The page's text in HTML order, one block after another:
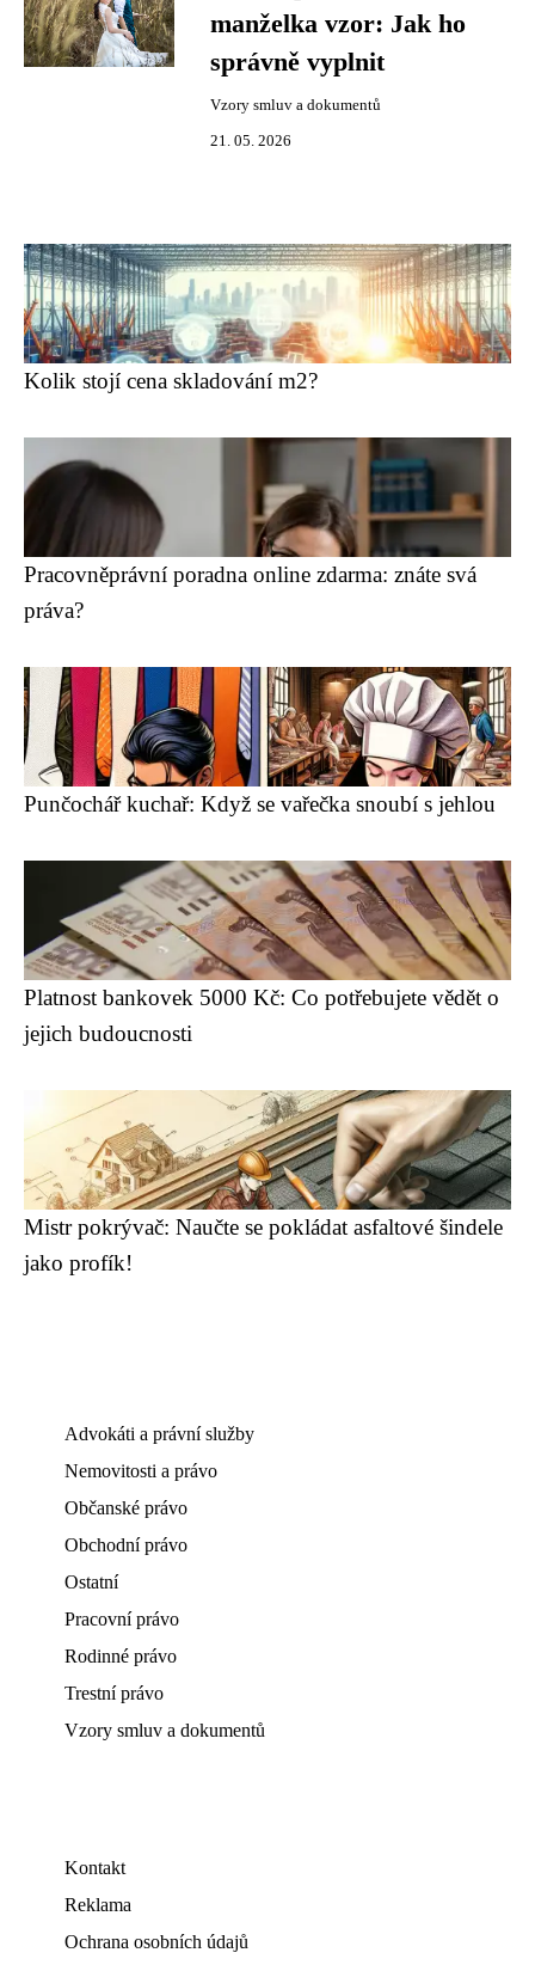
manželka vzor: Jak ho
správně vyplnit
Vzory smluv a dokumentů
21. 05. 2026
Kolik stojí cena skladování m2?
Pracovněprávní poradna online zdarma: znáte svá
práva?
Punčochář kuchař: Když se vařečka snoubí s jehlou
Platnost bankovek 5000 Kč: Co potřebujete vědět o
jejich budoucnosti
Mistr pokrývač: Naučte se pokládat asfaltové šindele
jako profík!
Advokáti a právní služby
Nemovitosti a právo
Občanské právo
Obchodní právo
Ostatní
Pracovní právo
Rodinné právo
Trestní právo
Vzory smluv a dokumentů
Kontakt
Reklama
Ochrana osobních údajů